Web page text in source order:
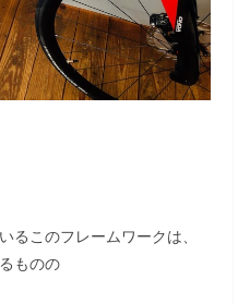
るこのフレームワークは、
ものの